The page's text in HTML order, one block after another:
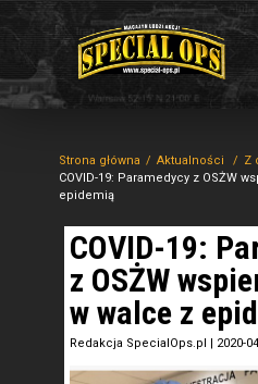
Strona główna Aktualności
Z
COVID-19: Paramedycy z OSŻW
epidemią
COVID-19:
z OSŻW
w walce z
Redakcja SpecialOps.pl | 2020-